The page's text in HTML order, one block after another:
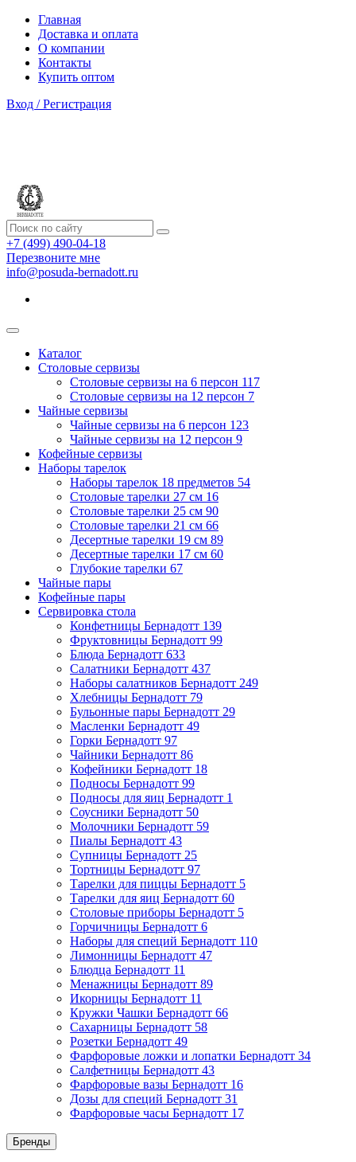
Главная
Доставка и оплата
О компании
Контакты
Купить оптом
Вход / Регистрация
+7 (499) 490-04-18
Перезвоните мне
info@posuda-bernadott.ru
Каталог
Столовые сервизы
Столовые сервизы на 6 персон 117
Столовые сервизы на 12 персон 7
Чайные сервизы
Чайные сервизы на 6 персон 123
Чайные сервизы на 12 персон 9
Кофейные сервизы
Наборы тарелок
Наборы тарелок 18 предметов 54
Столовые тарелки 27 см 16
Столовые тарелки 25 см 90
Столовые тарелки 21 см 66
Десертные тарелки 19 см 89
Десертные тарелки 17 см 60
Глубокие тарелки 67
Чайные пары
Кофейные пары
Сервировка стола
Конфетницы Бернадотт 139
Фруктовницы Бернадотт 99
Блюда Бернадотт 633
Салатники Бернадотт 437
Наборы салатников Бернадотт 249
Хлебницы Бернадотт 79
Бульонные пары Бернадотт 29
Масленки Бернадотт 49
Горки Бернадотт 97
Чайники Бернадотт 86
Кофейники Бернадотт 18
Подносы Бернадотт 99
Подносы для яиц Бернадотт 1
Соусники Бернадотт 50
Молочники Бернадотт 59
Пиалы Бернадотт 43
Супницы Бернадотт 25
Тортницы Бернадотт 97
Тарелки для пиццы Бернадотт 5
Тарелки для яиц Бернадотт 60
Столовые приборы Бернадотт 5
Горчичницы Бернадотт 6
Наборы для специй Бернадотт 110
Лимонницы Бернадотт 47
Блюдца Бернадотт 11
Менажницы Бернадотт 89
Икорницы Бернадотт 11
Кружки Чашки Бернадотт 66
Сахарницы Бернадотт 58
Розетки Бернадотт 49
Фарфоровые ложки и лопатки Бернадотт 34
Салфетницы Бернадотт 43
Фарфоровые вазы Бернадотт 16
Дозы для специй Бернадотт 31
Фарфоровые часы Бернадотт 17
Бренды